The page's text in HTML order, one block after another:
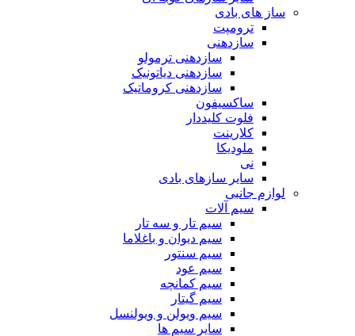
ساز های بادی
ترومپت
سازدهنی
سازدهنی ترمولو
سازدهنی دیاتونیک
سازدهنی کروماتیک
ساکسیفون
فلوت کلیددار
کلارینت
ملودیکا
نی
سایر سازهای بادی
لوازم جانبی
سیم آلات
سیم تار و سه تار
سیم دیوان و باغلاما
سیم سنتور
سیم عود
سیم کمانچه
سیم گیتار
سیم ویولن و ویولنسل
سایر سیم ها